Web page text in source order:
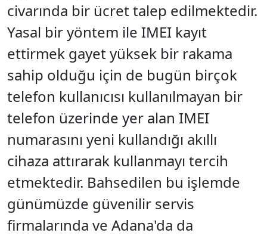
civarında bir ücret talep edilmektedir.
Yasal bir yöntem ile IMEI kayıt
ettirmek gayet yüksek bir rakama
sahip olduğu için de bugün birçok
telefon kullanıcısı kullanılmayan bir
telefon üzerinde yer alan IMEI
numarasını yeni kullandığı akıllı
cihaza attırarak kullanmayı tercih
etmektedir. Bahsedilen bu işlemde
günümüzde güvenilir servis
firmalarında ve Adana'da da